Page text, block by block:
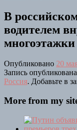
В
водителем
многоэтажки
Опубликовано 20
Запись
Россия. Добавьте в
More from my